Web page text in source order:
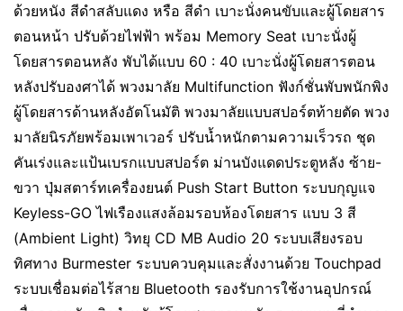
ด้วยหนัง สีดำสลับแดง หรือ สีดำ เบาะนั่งคนขับและผู้โดยสาร
ตอนหน้า ปรับด้วยไฟฟ้า พร้อม Memory Seat เบาะนั่งผู้
โดยสารตอนหลัง พับได้แบบ 60 : 40 เบาะนั่งผู้โดยสารตอน
หลังปรับองศาได้ พวงมาลัย Multifunction ฟังก์ชั่นพับพนักพิง
ผู้โดยสารด้านหลังอัตโนมัติ พวงมาลัยแบบสปอร์ตท้ายตัด พวง
มาลัยนิรภัยพร้อมเพาเวอร์ ปรับน้ำหนักตามความเร็วรถ ชุด
คันเร่งและแป้นเบรกแบบสปอร์ต ม่านบังแดดประตูหลัง ซ้าย-
ขวา ปุ่มสตาร์ทเครื่องยนต์ Push Start Button ระบบกุญแจ
Keyless-GO ไฟเรืองแสงล้อมรอบห้องโดยสาร แบบ 3 สี
(Ambient Light) วิทยุ CD MB Audio 20 ระบบเสียงรอบ
ทิศทาง Burmester ระบบควบคุมและสั่งงานด้วย Touchpad
ระบบเชื่อมต่อไร้สาย Bluetooth รองรับการใช้งานอุปกรณ์